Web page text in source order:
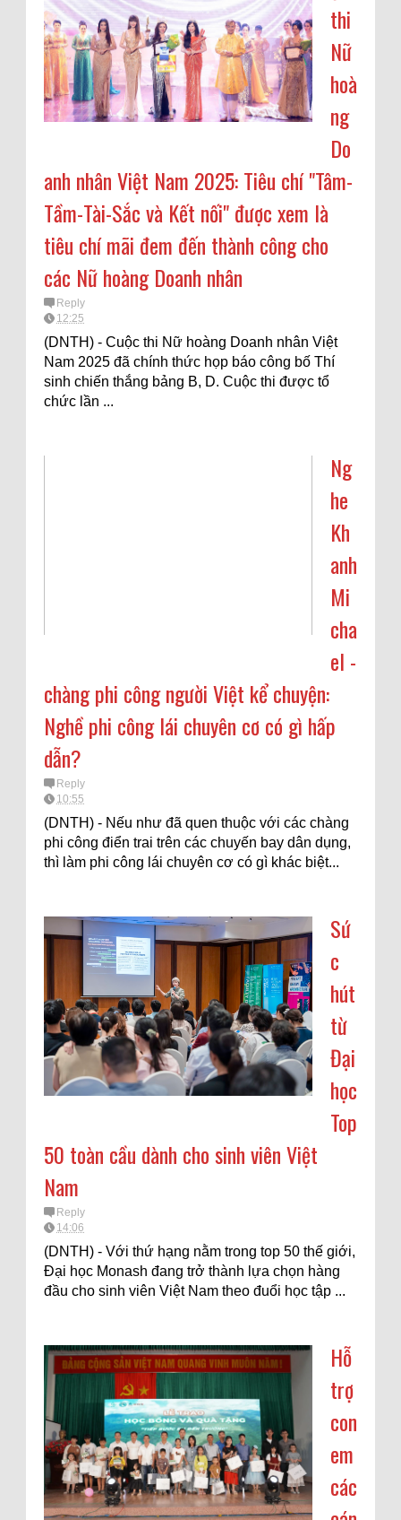
thi
Nữ
hoà
ng
Do
anh nhân Việt Nam 2025: Tiêu chí "Tâm-
Tầm-Tài-Sắc và Kết nối" được xem là
tiêu chí mãi đem đến thành công cho
các Nữ hoàng Doanh nhân
Reply
12:25
(DNTH) - Cuộc thi Nữ hoàng Doanh nhân Việt
Nam 2025 đã chính thức họp báo công bố Thí
sinh chiến thắng bảng B, D. Cuộc thi được tổ
chức lần ...
Ng
he
Kh
anh
Mi
cha
el -
chàng phi công người Việt kể chuyện:
Nghề phi công lái chuyên cơ có gì hấp
dẫn?
Reply
10:55
(DNTH) - Nếu như đã quen thuộc với các chàng
phi công điển trai trên các chuyến bay dân dụng,
thì làm phi công lái chuyên cơ có gì khác biệt...
Sứ
c
hút
từ
Đại
học
Top
50 toàn cầu dành cho sinh viên Việt
Nam
Reply
14:06
(DNTH) - Với thứ hạng nằm trong top 50 thế giới,
Đại học Monash đang trở thành lựa chọn hàng
đầu cho sinh viên Việt Nam theo đuổi học tập ...
Hỗ
trợ
con
em
các